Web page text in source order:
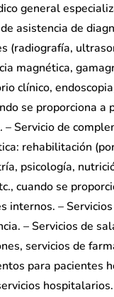
general
asistencia de
(radiografía,
magnética,
clínico,
se proporciona a
– Servicio de
rehabilitación
psicología,
cuando se
internos. –
– Servicios de
servicios de
para pacientes